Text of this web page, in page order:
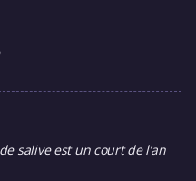
salive est un court de l’an